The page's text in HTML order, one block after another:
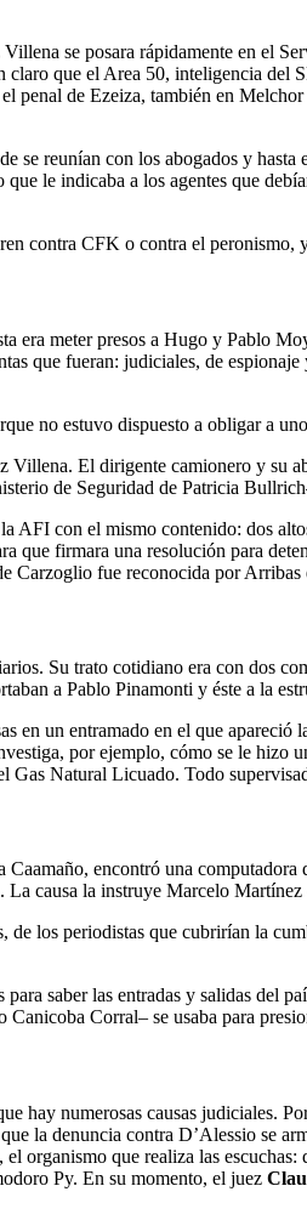
se posara rápidamente en el
que el Area 50, inteligencia
penal de Ezeiza, también en
se reunían con los abogados y
le indicaba a los agentes que
contra CFK o contra el peronismo,
meter presos a Hugo y Pablo
que fueran: judiciales, de
no estuvo dispuesto a obligar a
El dirigente camionero y su
de Seguridad de Patricia
con el mismo contenido: dos
que firmara una resolución para
Carzoglio fue reconocida por Arribas
Su trato cotidiano era con dos
a Pablo Pinamonti y éste a la
en un entramado en el que
por ejemplo, cómo se le
Natural Licuado. Todo
encontró una
La causa la instruye Marcelo
los periodistas que cubrirían la
saber las entradas y salidas del
Corral– se usaba para
hay numerosas causas judiciales.
la denuncia contra D’Alessio se
organismo que realiza las
Py. En su momento, el juez